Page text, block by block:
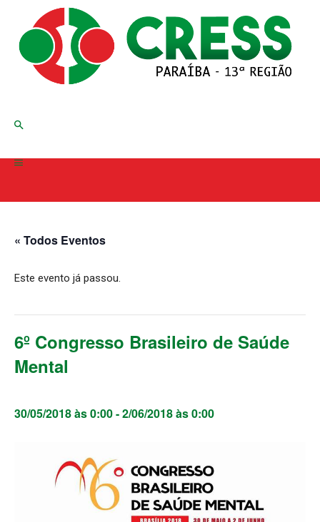
« Todos Eventos
Este evento já passou.
6º Congresso Brasileiro de Saúde
Mental
30/05/2018 às 0:00-2/06/2018 às 0:00